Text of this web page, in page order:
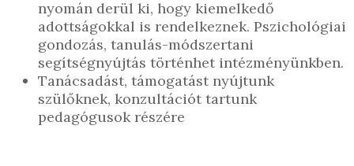
nyomán derül ki, hogy kiemelkedő
adottságokkal is rendelkeznek. Pszichológiai
gondozás, tanulás-módszertani
segítségnyújtás történhet intézményünkben.
Tanácsadást, támogatást nyújtunk
szülőknek, konzultációt tartunk
pedagógusok részére